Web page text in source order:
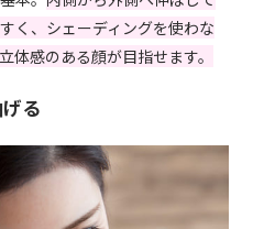
く、シェーディングを使わな
体感のある顔が目指せます。
る